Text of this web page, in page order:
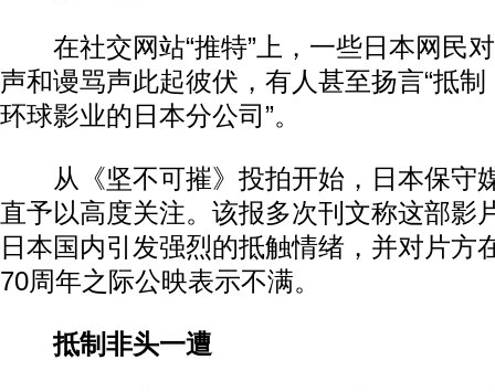
在社交网站“推特”上，一些日本网民
声和谩骂声此起彼伏，有人甚至扬言“抵
环球影业的日本分公司”。
从《坚不可摧》投拍开始，日本保守
直予以高度关注。该报多次刊文称这部影
日本国内引发强烈的抵触情绪，并对片方
70周年之际公映表示不满。
抵制非头一遭